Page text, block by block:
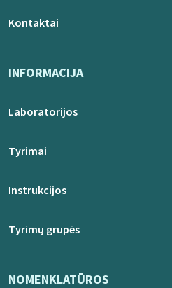
Kontaktai
INFORMACIJA
Laboratorijos
Tyrimai
Instrukcijos
Tyrimų grupės
NOMENKLATŪROS